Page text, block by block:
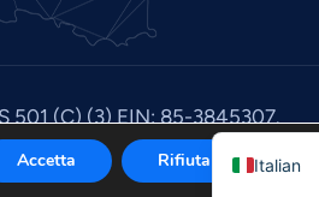
501 (C) (3) EIN: 85-3845307.
Accetta Rifiuta Italian
English